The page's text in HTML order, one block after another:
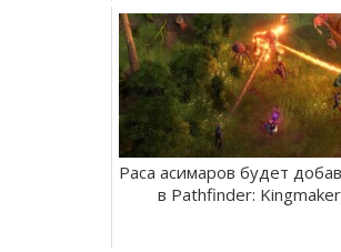
Раса асимаров будет
в Pathfinder: Kingmaker